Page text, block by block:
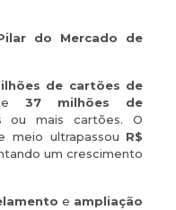
do Mercado de
de cartões de
37 milhões de
ou mais cartões. O
meio ultrapassou R$
um crescimento
e ampliação